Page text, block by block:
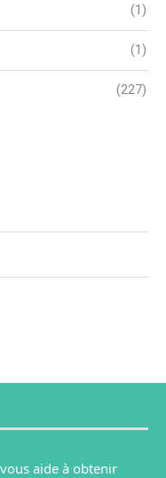
(1)
(1)
(227)
aide à obtenir